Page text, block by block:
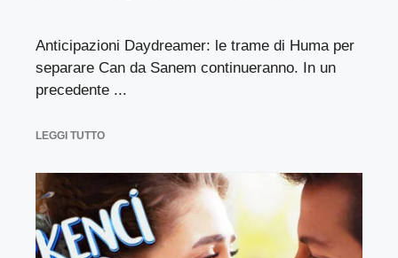
Anticipazioni Daydreamer: le trame di Huma per
separare Can da Sanem continueranno. In un
precedente ...
LEGGI TUTTO